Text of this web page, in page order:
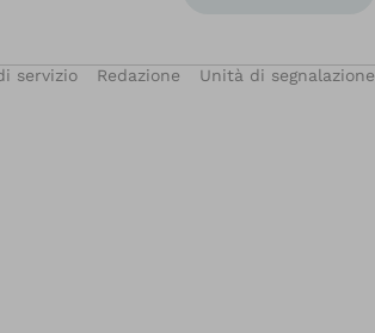
servizio Redazione Unità di segnalazione